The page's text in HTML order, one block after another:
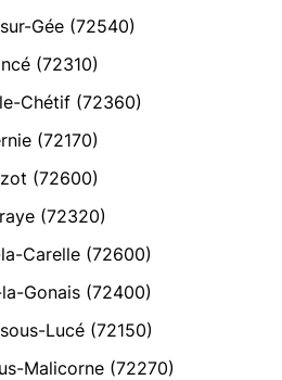
Gée (72540)
(72310)
Chétif (72360)
(72170)
(72600)
(72320)
Carelle (72600)
Gonais (72400)
Lucé (72150)
Malicorne (72270)